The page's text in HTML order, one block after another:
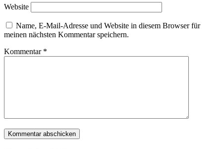
Website
Name, E-Mail-Adresse und Website in diesem Browser für
meinen nächsten Kommentar speichern.
Kommentar *